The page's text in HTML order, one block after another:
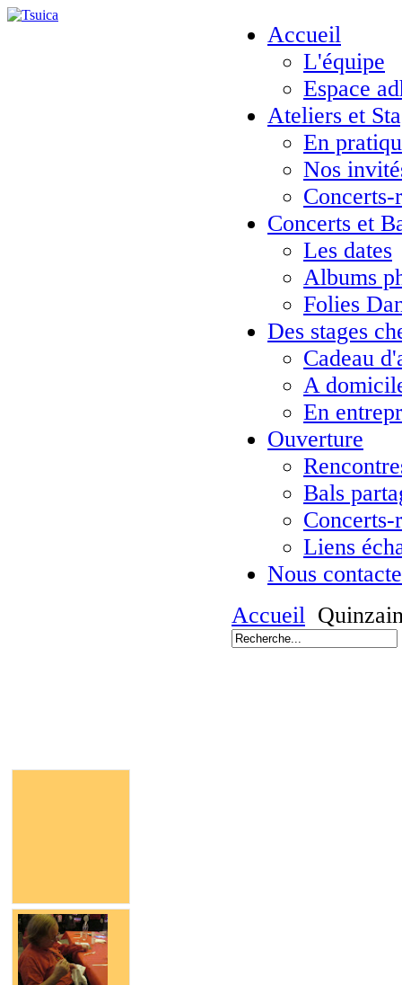
Accueil
L'équipe
Espace
Ateliers et
En
Nos
Concerts-
Concerts et
Les dates
Albums
Folies
Des stages
Cadeau
A
En
Ouverture
Bals
Concerts-
Liens
Nous
Accueil